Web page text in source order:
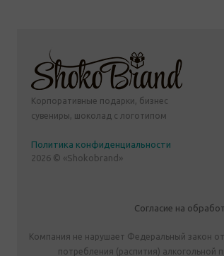
Корпоративные подарки, бизнес
сувениры, шоколад с логотипом
Политика конфиденциальности
2026 © «Shokobrand»
Согласие на
Компания не нарушает Федеральный закон
потребления (распития)